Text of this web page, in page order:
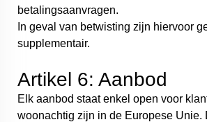
betalingsaanvragen.
In geval van betwisting zijn hiervoor
supplementair.
Artikel 6: Aanbod
Elk aanbod staat enkel open voor
woonachtig zijn in de Europese Unie.